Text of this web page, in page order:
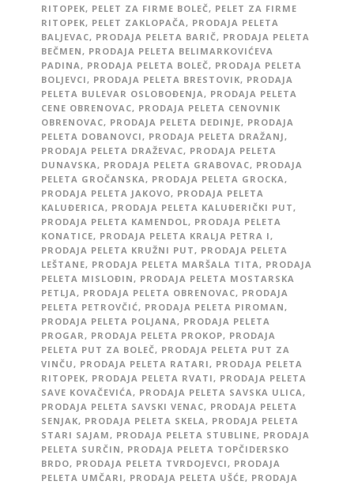
RITOPEK, PELET ZA FIRME BOLEČ, PELET ZA FIRME
RITOPEK, PELET ZAKLOPAČA, PRODAJA PELETA
BALJEVAC, PRODAJA PELETA BARIČ, PRODAJA PELETA
BEČMEN, PRODAJA PELETA BELIMARKOVIĆEVA
PADINA, PRODAJA PELETA BOLEČ, PRODAJA PELETA
BOLJEVCI, PRODAJA PELETA BRESTOVIK, PRODAJA
PELETA BULEVAR OSLOBOĐENJA, PRODAJA PELETA
CENE OBRENOVAC, PRODAJA PELETA CENOVNIK
OBRENOVAC, PRODAJA PELETA DEDINJE, PRODAJA
PELETA DOBANOVCI, PRODAJA PELETA DRAŽANJ,
PRODAJA PELETA DRAŽEVAC, PRODAJA PELETA
DUNAVSKA, PRODAJA PELETA GRABOVAC, PRODAJA
PELETA GROČANSKA, PRODAJA PELETA GROCKA,
PRODAJA PELETA JAKOVO, PRODAJA PELETA
KALUĐERICA, PRODAJA PELETA KALUĐERIČKI PUT,
PRODAJA PELETA KAMENDOL, PRODAJA PELETA
KONATICE, PRODAJA PELETA KRALJA PETRA I,
PRODAJA PELETA KRUŽNI PUT, PRODAJA PELETA
LEŠTANE, PRODAJA PELETA MARŠALA TITA, PRODAJA
PELETA MISLOĐIN, PRODAJA PELETA MOSTARSKA
PETLJA, PRODAJA PELETA OBRENOVAC, PRODAJA
PELETA PETROVČIĆ, PRODAJA PELETA PIROMAN,
PRODAJA PELETA POLJANA, PRODAJA PELETA
PROGAR, PRODAJA PELETA PROKOP, PRODAJA
PELETA PUT ZA BOLEČ, PRODAJA PELETA PUT ZA
VINČU, PRODAJA PELETA RATARI, PRODAJA PELETA
RITOPEK, PRODAJA PELETA RVATI, PRODAJA PELETA
SAVE KOVAČEVIĆA, PRODAJA PELETA SAVSKA ULICA,
PRODAJA PELETA SAVSKI VENAC, PRODAJA PELETA
SENJAK, PRODAJA PELETA SKELA, PRODAJA PELETA
STARI SAJAM, PRODAJA PELETA STUBLINE, PRODAJA
PELETA SURČIN, PRODAJA PELETA TOPČIDERSKO
BRDO, PRODAJA PELETA TVRDOJEVCI, PRODAJA
PELETA UMČARI, PRODAJA PELETA UŠĆE, PRODAJA